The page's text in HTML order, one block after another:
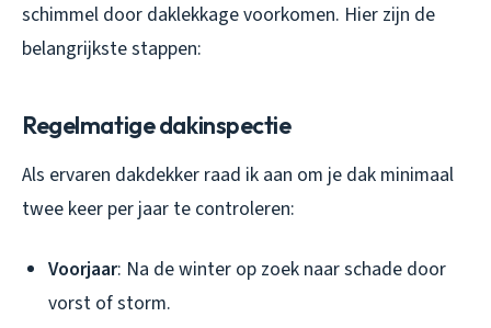
schimmel door daklekkage voorkomen. Hier zijn de
belangrijkste stappen:
Regelmatige dakinspectie
Als ervaren dakdekker raad ik aan om je dak minimaal
twee keer per jaar te controleren:
Voorjaar: Na de winter op zoek naar schade door
vorst of storm.